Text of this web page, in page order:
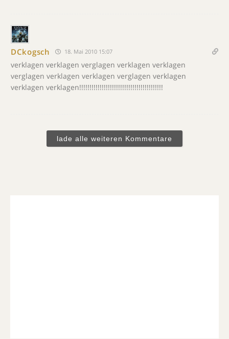
DCkogsch 18. Mai 2010 15:07
verklagen verklagen verglagen verklagen verklagen
verglagen verklagen verklagen verglagen verklagen
verklagen verklagen!!!!!!!!!!!!!!!!!!!!!!!!!!!!!!!!!!!!!!!!!
lade alle weiteren Kommentare